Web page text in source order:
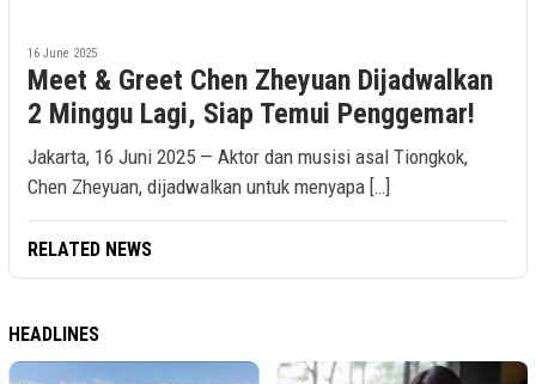
16 June 2025
Meet & Greet Chen Zheyuan Dijadwalkan
2 Minggu Lagi, Siap Temui Penggemar!
Jakarta, 16 Juni 2025 — Aktor dan musisi asal Tiongkok,
Chen Zheyuan, dijadwalkan untuk menyapa […]
RELATED NEWS
HEADLINES